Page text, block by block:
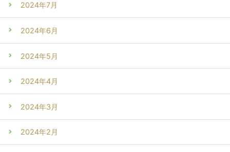
2024年7月
2024年6月
2024年5月
2024年4月
2024年3月
2024年2月